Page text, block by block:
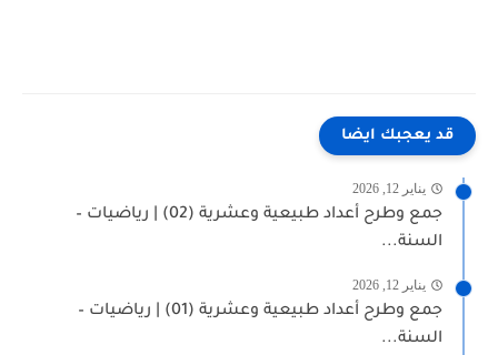
قد يعجبك ايضا
يناير 12, 2026
جمع وطرح أعداد طبيعية وعشرية (02) | رياضيات –
السنة...
يناير 12, 2026
جمع وطرح أعداد طبيعية وعشرية (01) | رياضيات –
السنة...